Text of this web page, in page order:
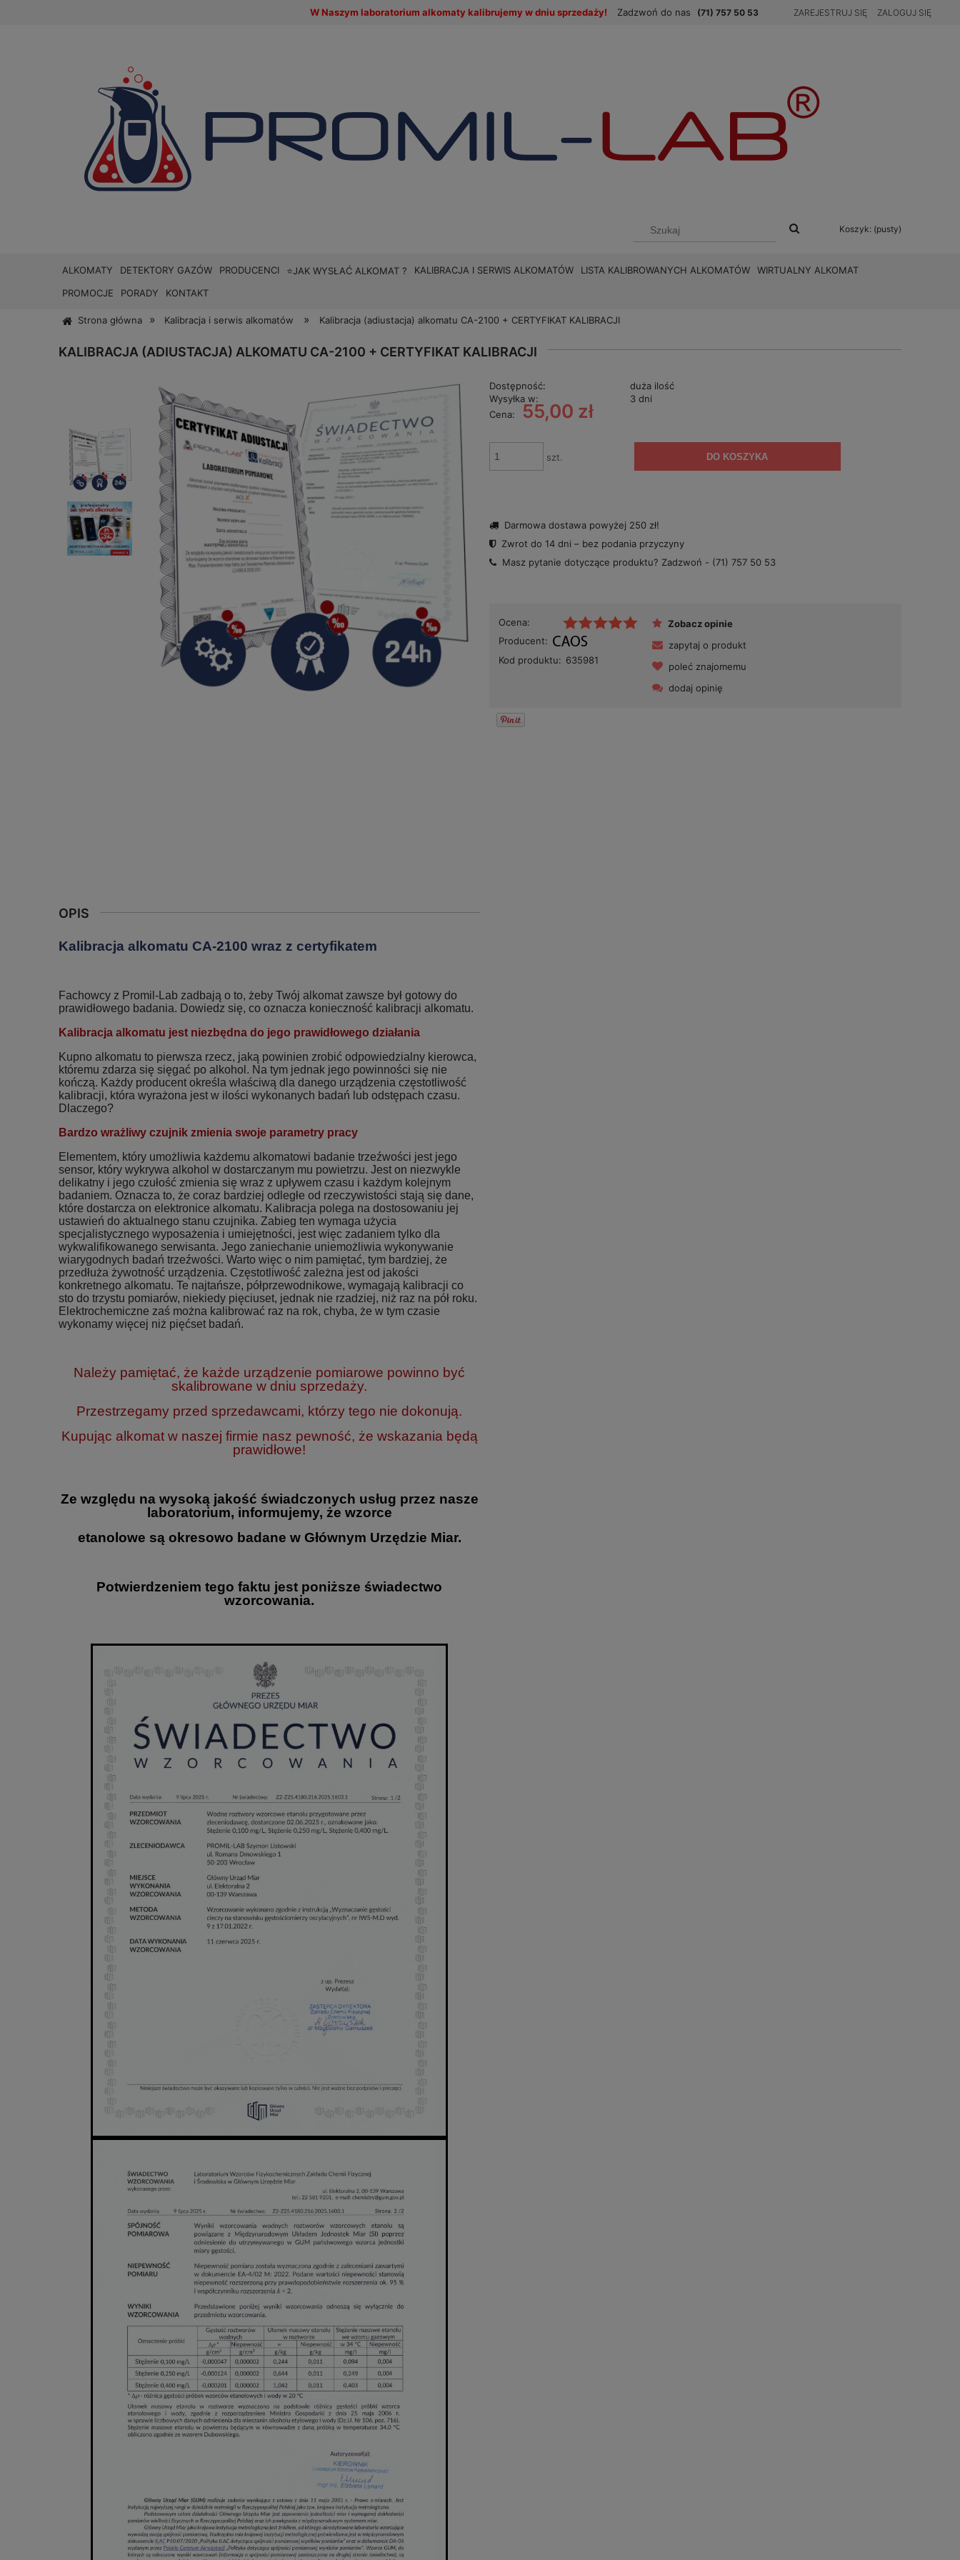
W Naszym laboratorium alkomaty kalibrujemy w dniu sprzedaży! Zadzwoń do nas (71) 757 50 53 ZAREJESTRUJ SIĘ ZALOGUJ SIĘ
Koszyk: (pusty)
ALKOMATY DETEKTORY GAZÓW PRODUCENCI ⭐JAK WYSŁAĆ ALKOMAT ? KALIBRACJA I SERWIS ALKOMATÓW LISTA KALIBROWANYCH ALKOMATÓW
WIRTUALNY ALKOMAT
PROMOCJE
PORADY KONTAKT
Strona główna » Kalibracja i serwis alkomatów » Kalibracja (adiustacja) alkomatu CA-2100 + CERTYFIKAT KALIBRACJI
KALIBRACJA (ADIUSTACJA) ALKOMATU CA-2100 + CERTYFIKAT KALIBRACJI
Dostępność:
duża ilość
Wysyłka w:
3 dni
Cena:
55,00 zł
szt. DO KOSZYKA
Darmowa dostawa powyżej 250 zł!
Zwrot do 14 dni – bez podania przyczyny
Masz pytanie dotyczące produktu? Zadzwoń - (71) 757 50 53
Ocena:
Producent:
Kod produktu: 635981
Zobacz opinie
zapytaj o produkt
poleć znajomemu
dodaj opinię
OPIS
Kalibracja alkomatu CA-2100 wraz z certyfikatem
Fachowcy z Promil-Lab zadbają o to, żeby Twój alkomat zawsze był gotowy do
prawidłowego badania. Dowiedz się, co oznacza konieczność kalibracji alkomatu.
Kalibracja alkomatu jest niezbędna do jego prawidłowego działania
Kupno alkomatu to pierwsza rzecz, jaką powinien zrobić odpowiedzialny kierowca,
któremu zdarza się sięgać po alkohol. Na tym jednak jego powinności się nie
kończą. Każdy producent określa właściwą dla danego urządzenia częstotliwość
kalibracji, która wyrażona jest w ilości wykonanych badań lub odstępach czasu.
Dlaczego?
Bardzo wrażliwy czujnik zmienia swoje parametry pracy
Elementem, który umożliwia każdemu alkomatowi badanie trzeźwości jest jego
sensor, który wykrywa alkohol w dostarczanym mu powietrzu. Jest on niezwykle
delikatny i jego czułość zmienia się wraz z upływem czasu i każdym kolejnym
badaniem. Oznacza to, że coraz bardziej odległe od rzeczywistości stają się dane,
które dostarcza on elektronice alkomatu. Kalibracja polega na dostosowaniu jej
ustawień do aktualnego stanu czujnika. Zabieg ten wymaga użycia
specjalistycznego wyposażenia i umiejętności, jest więc zadaniem tylko dla
wykwalifikowanego serwisanta. Jego zaniechanie uniemożliwia wykonywanie
wiarygodnych badań trzeźwości. Warto więc o nim pamiętać, tym bardziej, że
przedłuża żywotność urządzenia. Częstotliwość zależna jest od jakości
konkretnego alkomatu. Te najtańsze, półprzewodnikowe, wymagają kalibracji co
sto do trzystu pomiarów, niekiedy pięciuset, jednak nie rzadziej, niż raz na pół roku.
Elektrochemiczne zaś można kalibrować raz na rok, chyba, że w tym czasie
wykonamy więcej niż pięćset badań.
Należy pamiętać, że każde urządzenie pomiarowe powinno być
skalibrowane w dniu sprzedaży.
Przestrzegamy przed sprzedawcami, którzy tego nie dokonują.
Kupując alkomat w naszej firmie nasz pewność, że wskazania będą
prawidłowe!
Ze względu na wysoką jakość świadczonych usług przez nasze
laboratorium, informujemy, że wzorce
etanolowe są okresowo badane w Głównym Urzędzie Miar.
Potwierdzeniem tego faktu jest poniższe świadectwo
wzorcowania.